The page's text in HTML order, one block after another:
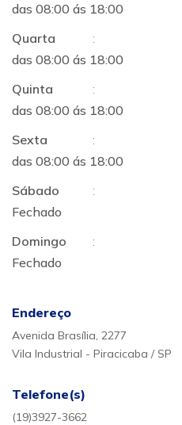
das 08:00 ás 18:00
Quarta
:
das 08:00 ás 18:00
Quinta
:
das 08:00 ás 18:00
Sexta
:
das 08:00 ás 18:00
Sábado
:
Fechado
Domingo
:
Fechado
Endereço
Avenida Brasília, 2277
Vila Industrial - Piracicaba / SP
Telefone(s)
(19)3927-3662